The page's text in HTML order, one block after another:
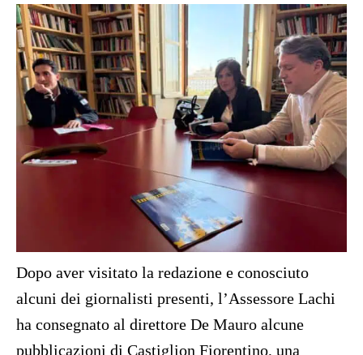
Dopo aver visitato la redazione e conosciuto
alcuni dei giornalisti presenti, l’Assessore Lachi
ha consegnato al direttore De Mauro alcune
pubblicazioni di Castiglion Fiorentino, una